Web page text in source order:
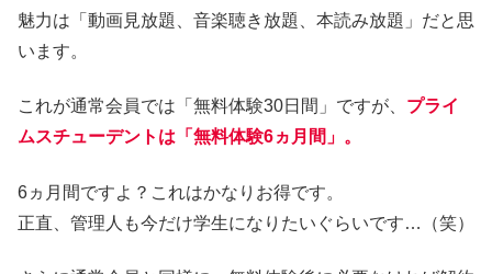
魅力は「動画見放題、音楽聴き放題、本読み放題」だと思
います。
これが通常会員では「無料体験30日間」ですが、 プライ
ムスチューデントは「無料体験6ヵ月間」。
6ヵ月間ですよ？これはかなりお得です。
正直、管理人も今だけ学生になりたいぐらいです…（笑）